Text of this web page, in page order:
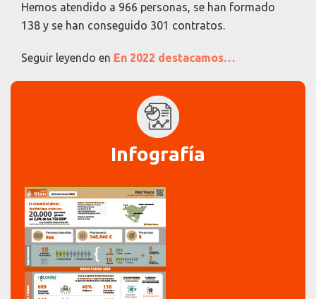
Hemos atendido a 966 personas, se han formado
138 y se han conseguido 301 contratos.
Seguir leyendo en En 2022 destacamos…
Infografía